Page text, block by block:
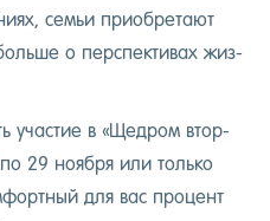
семьи при­об­ре­та­ют
о пер­спек­ти­вах жиз­
учас­тие в «Щед­ром втор­
29 но­яб­ря или толь­ко
для вас про­цент